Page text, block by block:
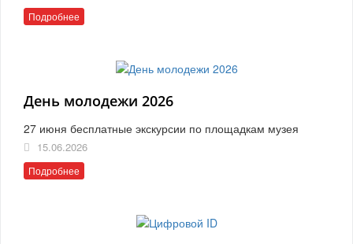
Подробнее
День молодежи 2026
27 июня бесплатные экскурсии по площадкам музея
15.06.2026
Подробнее